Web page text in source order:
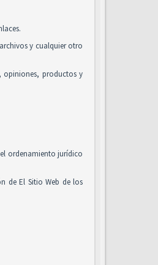
y cualquier otro
opiniones, productos y
ordenamiento jurídico
de El Sitio Web de los